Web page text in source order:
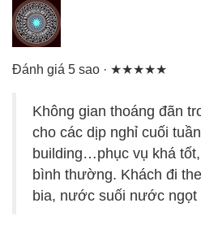
Đánh giá 5 sao · ★★★★★
Không gian thoáng đãn
cho các dịp nghỉ cuối
building…phục vụ khá
bình thường. Khách đi
bia, nước suối nước ngọt